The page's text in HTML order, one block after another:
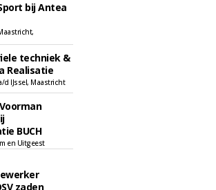
bij Antea
techniek &
Realisatie
d IJssel, Maastricht
BUCH
en Uitgeest
zaden